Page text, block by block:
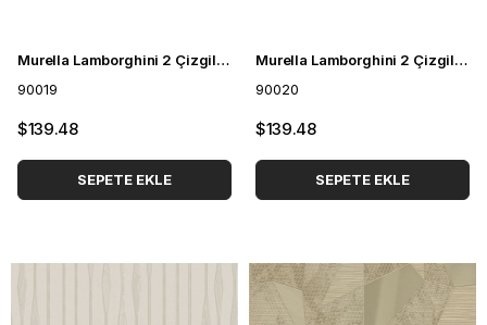
Murella Lamborghini 2 Çizgili Duvar Kağıdı 90019
90019
$139.48
SEPETE EKLE
Murella Lamborghini 2 Çizgili Duvar Kağıdı 90020
90020
$139.48
SEPETE EKLE